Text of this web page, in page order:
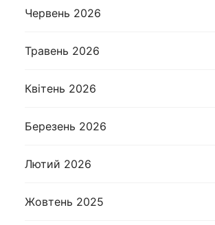
Червень 2026
Травень 2026
Квітень 2026
Березень 2026
Лютий 2026
Жовтень 2025